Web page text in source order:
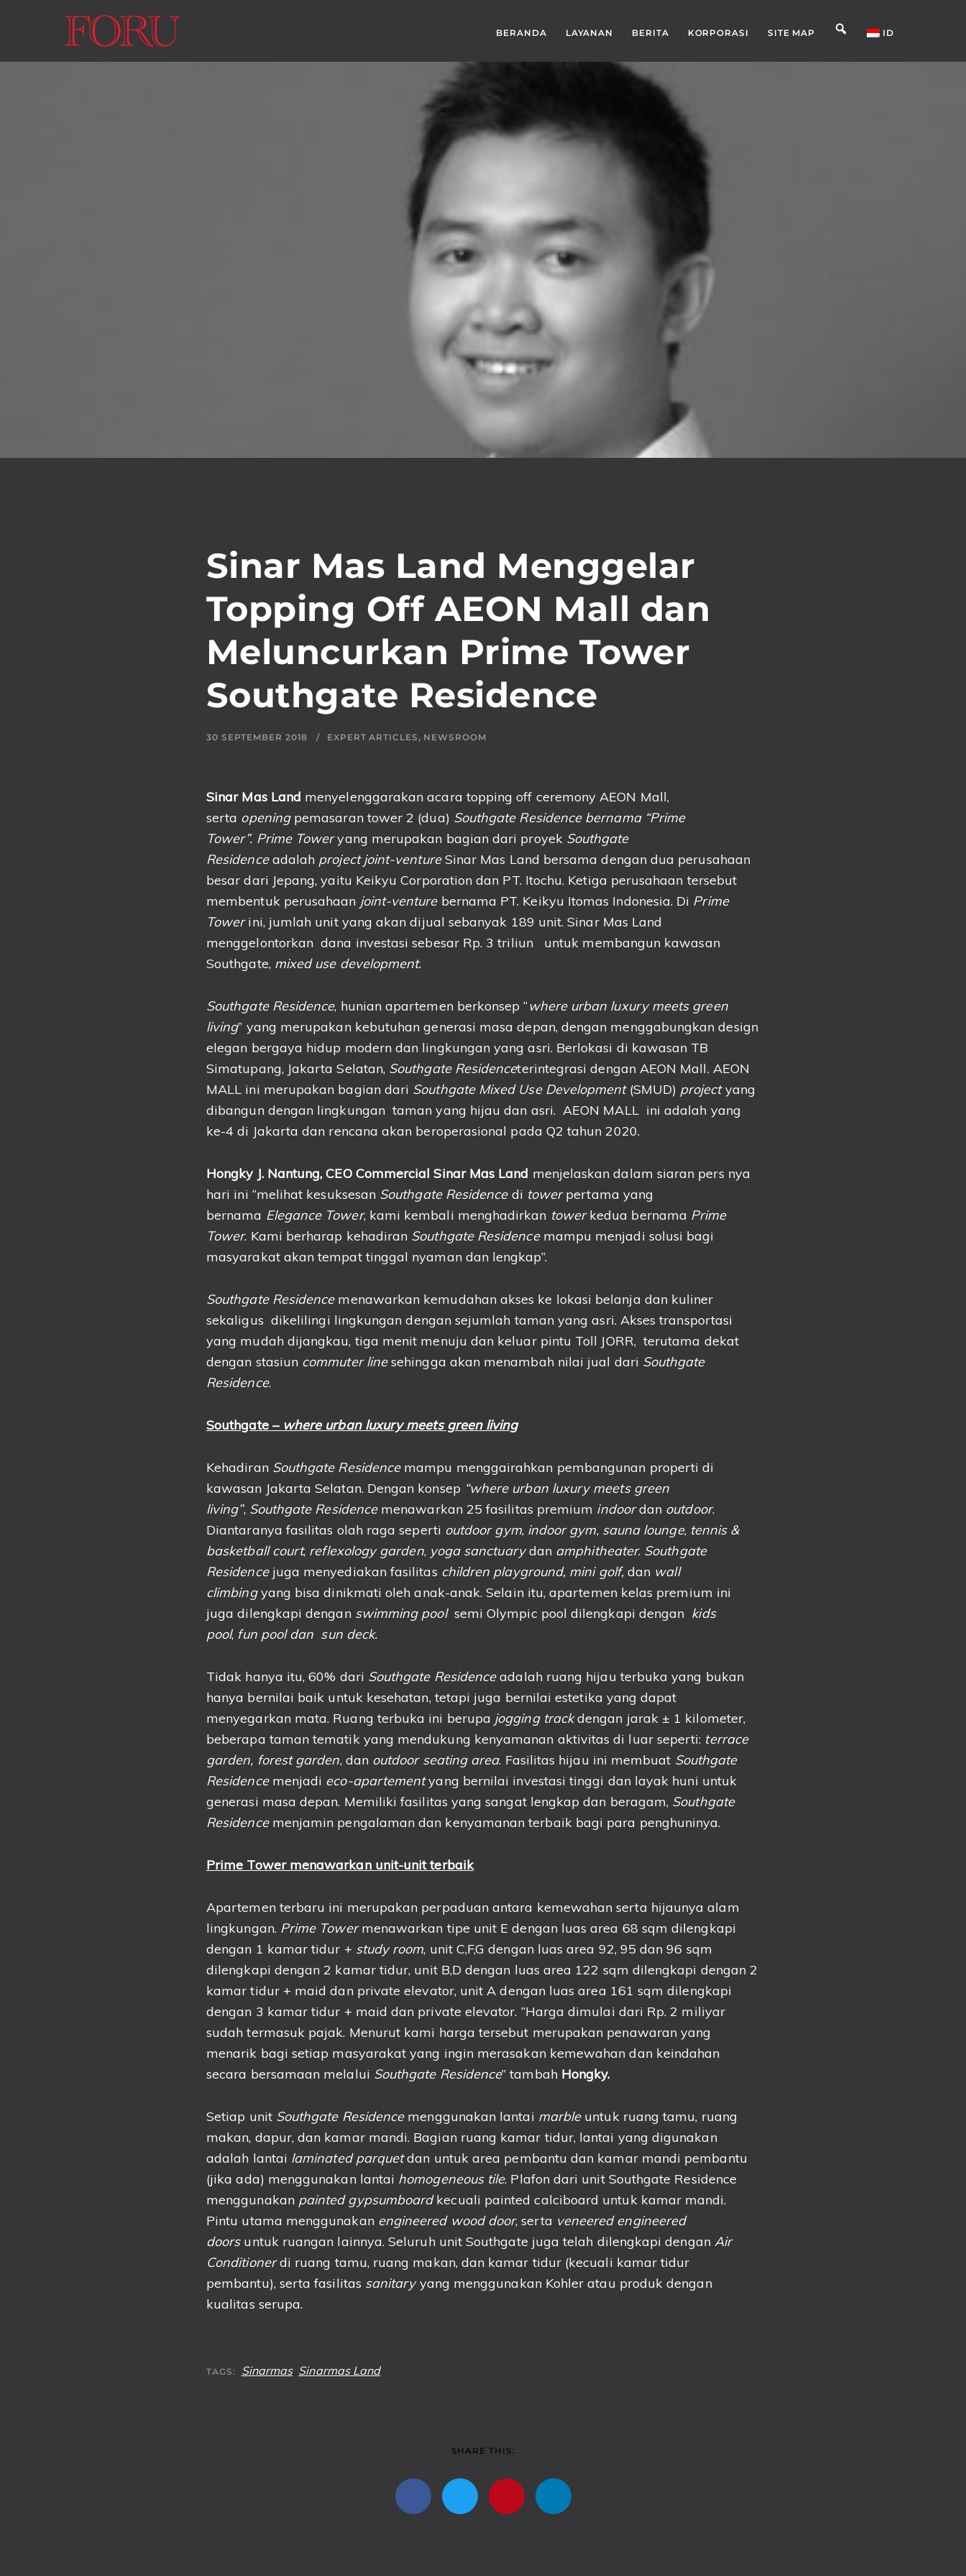
BERANDA LAYANAN BERITA KORPORASI SITE MAP ID
Sinar Mas Land Menggelar
Topping Off AEON Mall dan
Meluncurkan Prime Tower
Southgate Residence
30 SEPTEMBER 2018 EXPERT ARTICLES, NEWSROOM
Sinar Mas Land menyelenggarakan acara topping off ceremony AEON Mall,
serta openingpemasaran tower 2 (dua) Southgate Residence bernama “Prime
Tower”. Prime Toweryang merupakan bagian dari proyek Southgate
Residenceadalah project joint-ventureSinar Mas Land bersama dengan dua perusahaan
besar dari Jepang, yaitu Keikyu Corporation dan PT. Itochu. Ketiga perusahaan tersebut
membentuk perusahaan joint-venturebernama PT. Keikyu Itomas Indonesia. Di Prime
Towerini, jumlah unit yang akan dijual sebanyak 189 unit. Sinar Mas Land
menggelontorkan dana investasi sebesar Rp. 3 triliun untuk membangun kawasan
Southgate, mixed use development.
Southgate Residence, hunian apartemen berkonsep “where urban luxury meets green
living” yang merupakan kebutuhan generasi masa depan, dengan menggabungkan design
elegan bergaya hidup modern dan lingkungan yang asri. Berlokasi di kawasan TB
Simatupang, Jakarta Selatan, Southgate Residenceterintegrasi dengan AEON Mall. AEON
MALL ini merupakan bagian dari Southgate Mixed Use Development(SMUD) projectyang
dibangun dengan lingkungan taman yang hijau dan asri. AEON MALL ini adalah yang
ke-4 di Jakarta dan rencana akan beroperasional pada Q2 tahun 2020.
Hongky J. Nantung, CEO Commercial Sinar Mas Land menjelaskan dalam siaran pers nya
hari ini “melihat kesuksesan Southgate Residencedi towerpertama yang
bernama Elegance Tower, kami kembali menghadirkan towerkedua bernama Prime
Tower. Kami berharap kehadiran Southgate Residencemampu menjadi solusi bagi
masyarakat akan tempat tinggal nyaman dan lengkap”.
Southgate Residencemenawarkan kemudahan akses ke lokasi belanja dan kuliner
sekaligus dikelilingi lingkungan dengan sejumlah taman yang asri. Akses transportasi
yang mudah dijangkau, tiga menit menuju dan keluar pintu Toll JORR, terutama dekat
dengan stasiun commuter linesehingga akan menambah nilai jual dari Southgate
Residence.
Southgate – where urban luxury meets green living
Kehadiran SouthgateResidencemampu menggairahkan pembangunan properti di
kawasan Jakarta Selatan. Dengan konsep “where urban luxury meets green
living”, Southgate Residencemenawarkan 25 fasilitas premium indoordan outdoor.
Diantaranya fasilitas olah raga seperti outdoor gym, indoor gym, sauna lounge, tennis &
basketball court, reflexology garden, yoga sanctuarydan amphitheater. Southgate
Residencejuga menyediakan fasilitas children playground, mini golf, dan wall
climbingyang bisa dinikmati oleh anak-anak. Selain itu, apartemen kelas premium ini
juga dilengkapi dengan swimming poolsemi Olympic pool dilengkapi dengan kids
pool, fun pool dan sun deck.
Tidak hanya itu, 60% dari Southgate Residenceadalah ruang hijau terbuka yang bukan
hanya bernilai baik untuk kesehatan, tetapi juga bernilai estetika yang dapat
menyegarkan mata. Ruang terbuka ini berupa jogging trackdengan jarak ± 1 kilometer,
beberapa taman tematik yang mendukung kenyamanan aktivitas di luar seperti: terrace
garden, forest garden, dan outdoor seating area. Fasilitas hijau ini membuat Southgate
Residencemenjadi eco-apartementyang bernilai investasi tinggi dan layak huni untuk
generasi masa depan. Memiliki fasilitas yang sangat lengkap dan beragam, Southgate
Residencemenjamin pengalaman dan kenyamanan terbaik bagi para penghuninya.
Prime Tower menawarkan unit-unit terbaik
Apartemen terbaru ini merupakan perpaduan antara kemewahan serta hijaunya alam
lingkungan. Prime Towermenawarkan tipe unit E dengan luas area 68 sqm dilengkapi
dengan 1 kamar tidur + study room, unit C,F,G dengan luas area 92, 95 dan 96 sqm
dilengkapi dengan 2 kamar tidur, unit B,D dengan luas area 122 sqm dilengkapi dengan 2
kamar tidur + maid dan private elevator, unit A dengan luas area 161 sqm dilengkapi
dengan 3 kamar tidur + maid dan private elevator. “Harga dimulai dari Rp. 2 miliyar
sudah termasuk pajak. Menurut kami harga tersebut merupakan penawaran yang
menarik bagi setiap masyarakat yang ingin merasakan kemewahan dan keindahan
secara bersamaan melalui Southgate Residence” tambah Hongky.
Setiap unit Southgate Residencemenggunakan lantai marbleuntuk ruang tamu, ruang
makan, dapur, dan kamar mandi. Bagian ruang kamar tidur, lantai yang digunakan
adalah lantai laminated parquetdan untuk area pembantu dan kamar mandi pembantu
(jika ada) menggunakan lantai homogeneous tile. Plafon dari unit Southgate Residence
menggunakan painted gypsumboardkecuali painted calciboard untuk kamar mandi.
Pintu utama menggunakan engineered wood door, serta veneered engineered
doorsuntuk ruangan lainnya. Seluruh unit Southgate juga telah dilengkapi dengan Air
Conditionerdi ruang tamu, ruang makan, dan kamar tidur (kecuali kamar tidur
pembantu), serta fasilitas sanitaryyang menggunakan Kohler atau produk dengan
kualitas serupa.
TAGS: Sinarmas, Sinarmas Land
SHARE THIS: